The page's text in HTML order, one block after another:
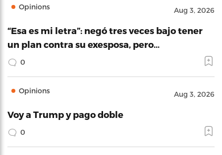
Opinions Aug 3, 2026
“Esa es mi letra”: negó tres veces bajo tener
un plan contra su exesposa, pero…
0
Opinions Aug 3, 2026
Voy a Trump y pago doble
0